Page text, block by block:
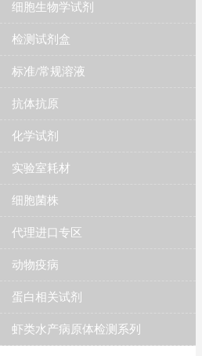
细胞生物学试剂
检测试剂盒
标准/常规溶液
抗体抗原
化学试剂
实验室耗材
细胞菌株
代理进口专区
动物疫病
蛋白相关试剂
虾类水产病原体检测系列